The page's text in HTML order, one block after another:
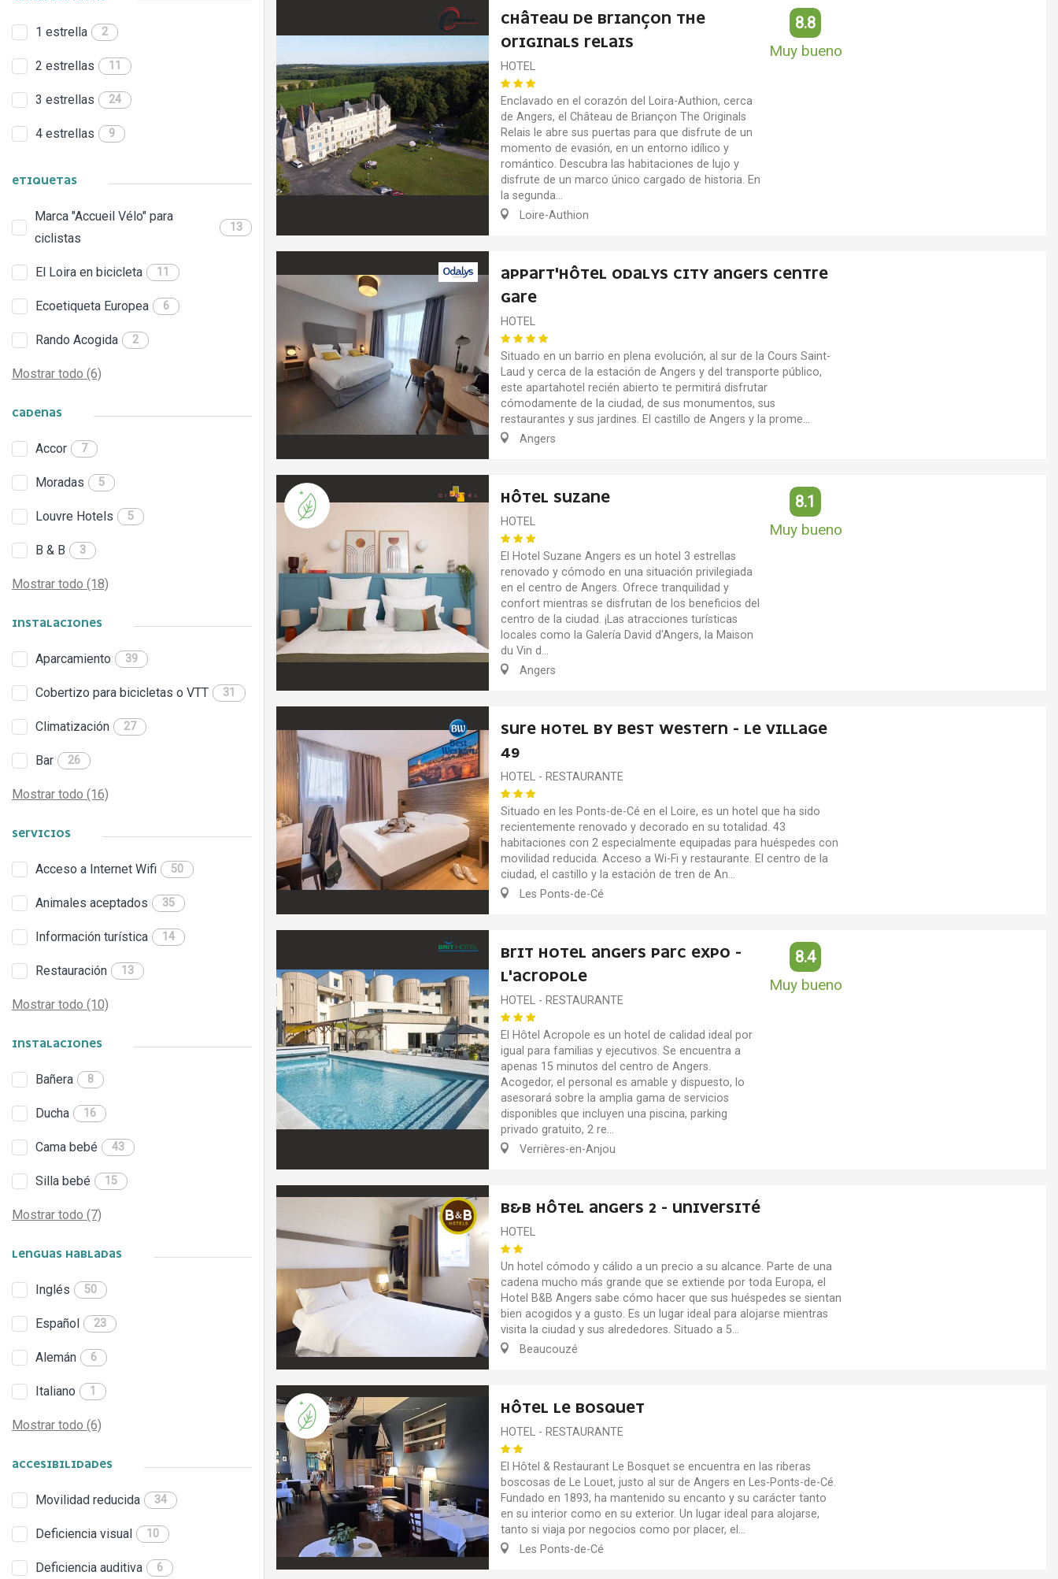
1 estrella 2
2 estrellas 11
3 estrellas 24
4 estrellas 9
ETIQUETAS
Marca "Accueil Vélo" para
ciclistas
13
El Loira en bicicleta 11
Ecoetiqueta Europea 6
Rando Acogida 2
Mostrar todo (6)
CADENAS
Accor 7
Moradas 5
Louvre Hotels 5
B & B 3
Mostrar todo (18)
INSTALACIONES
Aparcamiento 39
Cobertizo para bicicletas o VTT 31
Climatización 27
Bar 26
Mostrar todo (16)
SERVICIOS
Acceso a Internet Wifi 50
Animales aceptados 35
Información turística 14
Restauración 13
Mostrar todo (10)
INSTALACIONES
Bañera 8
Ducha 16
Cama bebé 43
Silla bebé 15
Mostrar todo (7)
LENGUAS HABLADAS
Inglés 50
Español 23
Alemán 6
Italiano 1
Mostrar todo (6)
ACCESIBILIDADES
Movilidad reducida 34
Deficiencia visual 10
Deficiencia auditiva 6
CHÂTEAU DE BRIANÇON THE
ORIGINALS RELAIS
HOTEL
Enclavado en el corazón del Loira-Authion, cerca
de Angers, el Château de Briançon The Originals
Relais le abre sus puertas para que disfrute de un
momento de evasión, en un entorno idílico y
romántico. Descubra las habitaciones de lujo y
disfrute de un marco único cargado de historia. En
la segunda...
Loire-Authion
8.8
Muy bueno
APPART'HÔTEL ODALYS CITY ANGERS CENTRE
GARE
HOTEL
Situado en un barrio en plena evolución, al sur de la Cours Saint-
Laud y cerca de la estación de Angers y del transporte público,
este apartahotel recién abierto te permitirá disfrutar
cómodamente de la ciudad, de sus monumentos, sus
restaurantes y sus jardines. El castillo de Angers y la prome...
Angers
HÔTEL SUZANE
HOTEL
El Hotel Suzane Angers es un hotel 3 estrellas
renovado y cómodo en una situación privilegiada
en el centro de Angers. Ofrece tranquilidad y
confort mientras se disfrutan de los beneficios del
centro de la ciudad. ¡Las atracciones turísticas
locales como la Galería David d'Angers, la Maison
du Vin d...
Angers
8.1
Muy bueno
SURE HOTEL BY BEST WESTERN - LE VILLAGE
49
HOTEL - RESTAURANTE
Situado en les Ponts-de-Cé en el Loire, es un hotel que ha sido
recientemente renovado y decorado en su totalidad. 43
habitaciones con 2 especialmente equipadas para huéspedes con
movilidad reducida. Acceso a Wi-Fi y restaurante. El centro de la
ciudad, el castillo y la estación de tren de An...
Les Ponts-de-Cé
BRIT HOTEL ANGERS PARC EXPO -
L'ACROPOLE
HOTEL - RESTAURANTE
El Hôtel Acropole es un hotel de calidad ideal por
igual para familias y ejecutivos. Se encuentra a
apenas 15 minutos del centro de Angers.
Acogedor, el personal es amable y dispuesto, lo
asesorará sobre la amplia gama de servicios
disponibles que incluyen una piscina, parking
privado gratuito, 2 re...
Verrières-en-Anjou
8.4
Muy bueno
B&B HÔTEL ANGERS 2 - UNIVERSITÉ
HOTEL
Un hotel cómodo y cálido a un precio a su alcance. Parte de una
cadena mucho más grande que se extiende por toda Europa, el
Hotel B&B Angers sabe cómo hacer que sus huéspedes se sientan
bien acogidos y a gusto. Es un lugar ideal para alojarse mientras
visita la ciudad y sus alrededores. Situado a 5...
Beaucouzé
HÔTEL LE BOSQUET
HOTEL - RESTAURANTE
El Hôtel & Restaurant Le Bosquet se encuentra en las riberas
boscosas de Le Louet, justo al sur de Angers en Les-Ponts-de-Cé.
Fundado en 1893, ha mantenido su encanto y su carácter tanto
en su interior como en su exterior. Un lugar ideal para alojarse,
tanto si viaja por negocios como por placer, el...
Les Ponts-de-Cé